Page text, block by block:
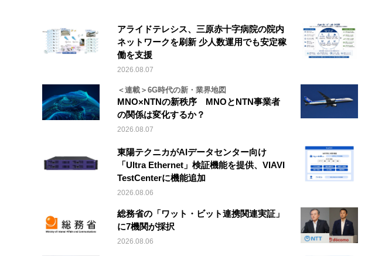
アライドテレシス、三原赤十字病院の院内
ネットワークを刷新 少人数運用でも安定稼
働を支援
2026.08.07
＜連載＞6G時代の新・業界地図
MNO×NTNの新秩序 MNOとNTN事業者
の関係は変化するか？
2026.08.07
東陽テクニカがAIデータセンター向け
「Ultra Ethernet」検証機能を提供、VIAVI
TestCenterに機能追加
2026.08.06
総務省の「ワット・ビット連携関連実証」
に7機関が採択
2026.08.06